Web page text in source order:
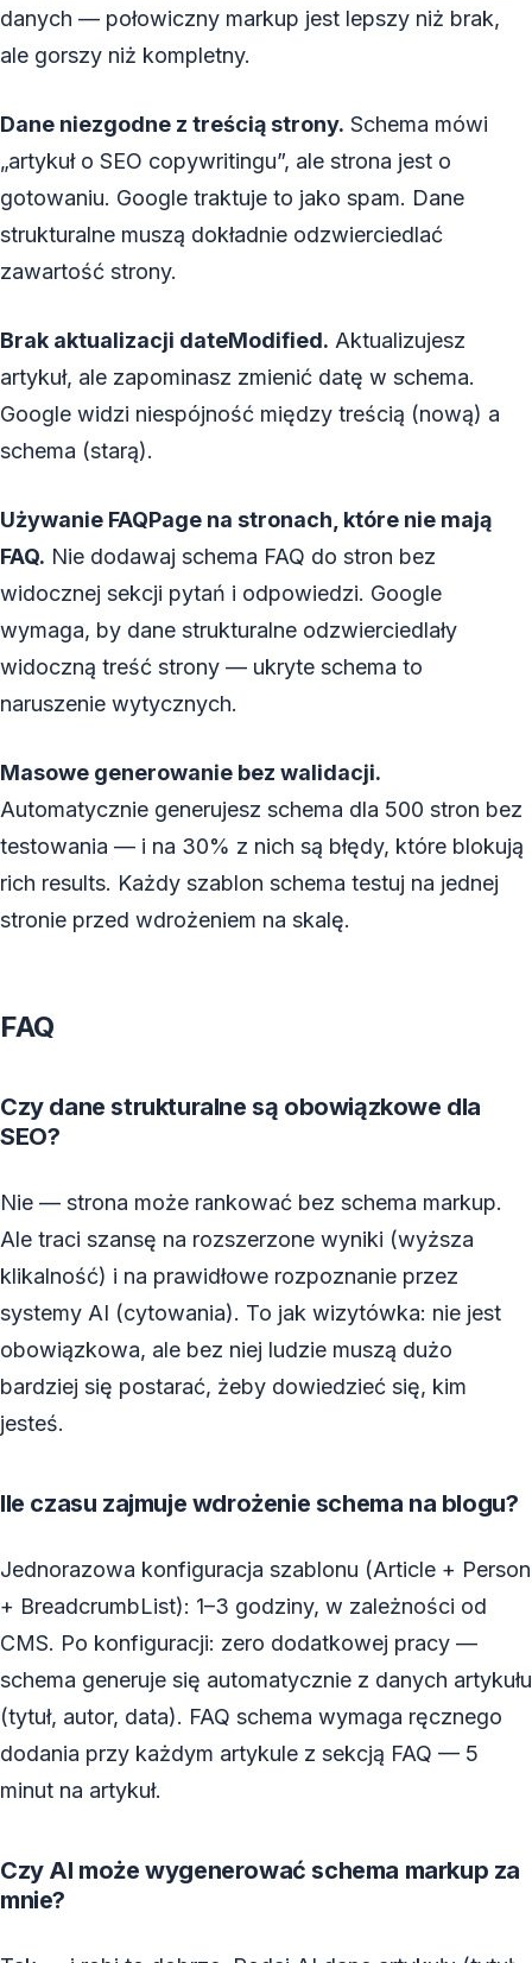
danych — połowiczny markup jest lepszy niż brak,
ale gorszy niż kompletny.
Dane niezgodne z treścią strony. Schema mówi
„artykuł o SEO copywritingu”, ale strona jest o
gotowaniu. Google traktuje to jako spam. Dane
strukturalne muszą dokładnie odzwierciedlać
zawartość strony.
Brak aktualizacji dateModified. Aktualizujesz
artykuł, ale zapominasz zmienić datę w schema.
Google widzi niespójność między treścią (nową) a
schema (starą).
Używanie FAQPage na stronach, które nie mają
FAQ. Nie dodawaj schema FAQ do stron bez
widocznej sekcji pytań i odpowiedzi. Google
wymaga, by dane strukturalne odzwierciedlały
widoczną treść strony — ukryte schema to
naruszenie wytycznych.
Masowe generowanie bez walidacji.
Automatycznie generujesz schema dla 500 stron bez
testowania — i na 30% z nich są błędy, które blokują
rich results. Każdy szablon schema testuj na jednej
stronie przed wdrożeniem na skalę.
FAQ
Czy dane strukturalne są obowiązkowe dla
SEO?
Nie — strona może rankować bez schema markup.
Ale traci szansę na rozszerzone wyniki (wyższa
klikalność) i na prawidłowe rozpoznanie przez
systemy AI (cytowania). To jak wizytówka: nie jest
obowiązkowa, ale bez niej ludzie muszą dużo
bardziej się postarać, żeby dowiedzieć się, kim
jesteś.
Ile czasu zajmuje wdrożenie schema na blogu?
Jednorazowa konfiguracja szablonu (Article + Person
+ BreadcrumbList): 1–3 godziny, w zależności od
CMS. Po konfiguracji: zero dodatkowej pracy —
schema generuje się automatycznie z danych artykułu
(tytuł, autor, data). FAQ schema wymaga ręcznego
dodania przy każdym artykule z sekcją FAQ — 5
minut na artykuł.
Czy AI może wygenerować schema markup za
mnie?